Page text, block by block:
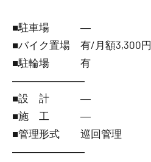
■駐車場 ―
■バイク置場 有/月額3,300円
■駐輪場 有
―――――――
■設 計 ―
■施 工 ―
■管理形式 巡回管理
―――――――